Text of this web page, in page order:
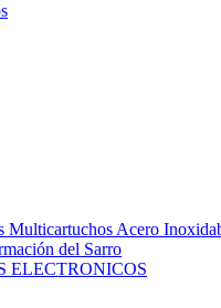
Multicartuchos Acero
del Sarro
ELECTRONICOS